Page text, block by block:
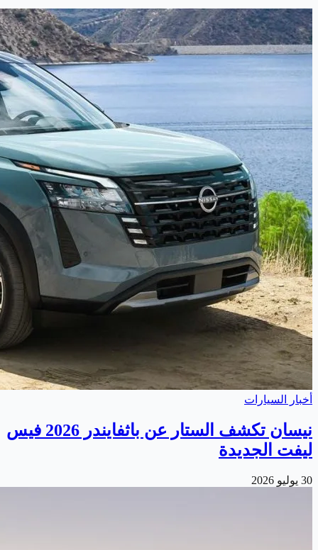
أخبار السيارات
نيسان تكشف الستار عن باثفايندر 2026 فيس
ليفت الجديدة
30 يوليو 2026